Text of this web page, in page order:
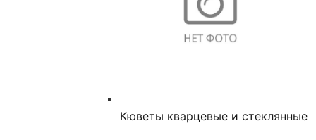
Кюветы кварцевые и стеклянные